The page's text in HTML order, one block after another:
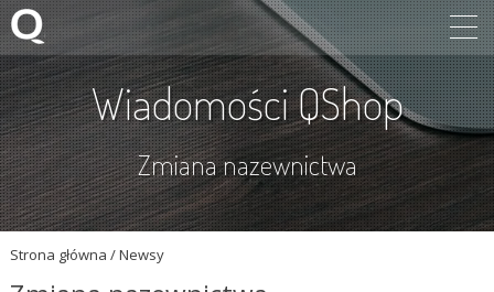
Wiadomości QShop
Zmiana nazewnictwa
Strona główna / Newsy